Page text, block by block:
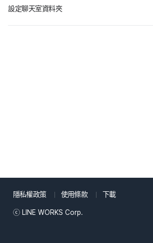
設定聊天室資料夾
ⓒ LINE WORKS Corp.
隱私權政策 使用條款 下載